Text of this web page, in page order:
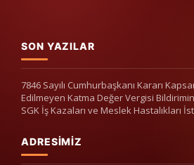
SON YAZILAR
7846 Sayılı Cumhurbaşkanı Kararı
Edilmeyen Katma Değer Vergisi
SGK İş Kazaları ve Meslek Hastalıkları
ADRESIMIZ